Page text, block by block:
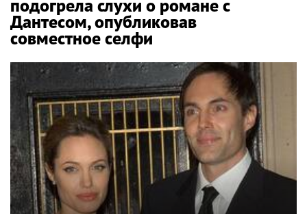
подогрела слухи о романе с
Дантесом, опубликовав
совместное селфи